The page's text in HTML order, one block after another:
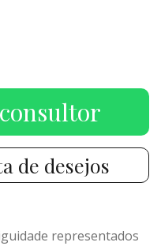
de desejos
representados